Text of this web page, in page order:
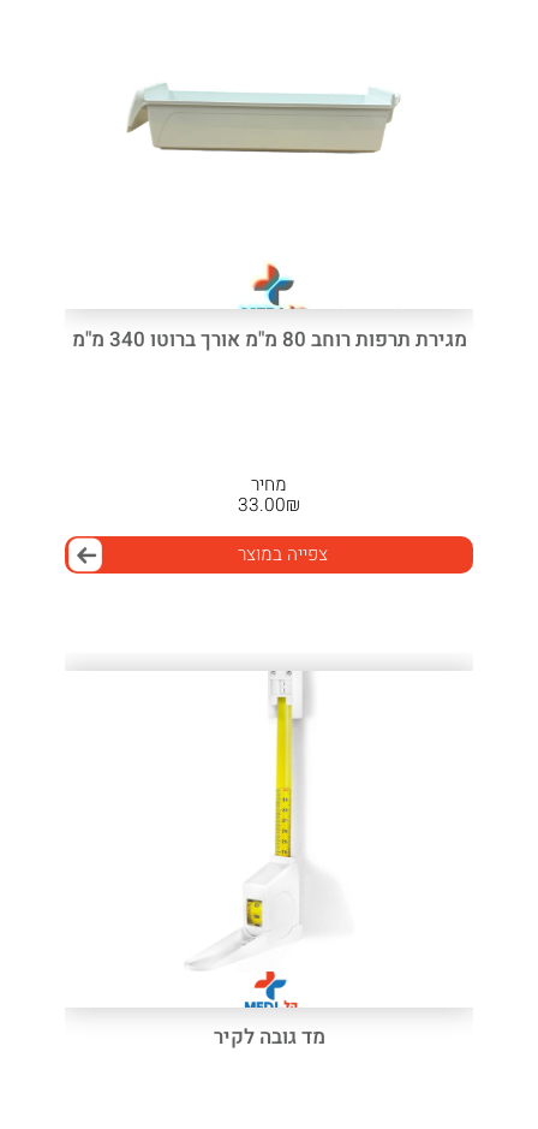
מגירת תרפות רוחב 80 מ"מ אורך ברוטו 340 מ"מ
מחיר
₪
33.00
צפייה במוצר
מד גובה לקיר